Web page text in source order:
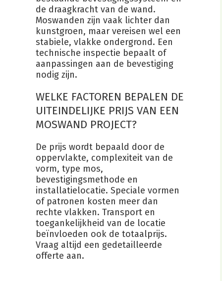
de draagkracht van de wand.
Moswanden zijn vaak lichter dan
kunstgroen, maar vereisen wel een
stabiele, vlakke ondergrond. Een
technische inspectie bepaalt of
aanpassingen aan de bevestiging
nodig zijn.
WELKE FACTOREN BEPALEN DE
UITEINDELIJKE PRIJS VAN EEN
MOSWAND PROJECT?
De prijs wordt bepaald door de
oppervlakte, complexiteit van de
vorm, type mos,
bevestigingsmethode en
installatielocatie. Speciale vormen
of patronen kosten meer dan
rechte vlakken. Transport en
toegankelijkheid van de locatie
beïnvloeden ook de totaalprijs.
Vraag altijd een gedetailleerde
offerte aan.